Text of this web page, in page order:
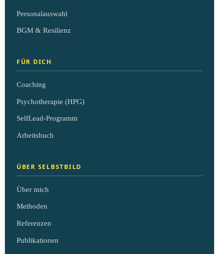
Personalauswahl
BGM & Resilienz
FÜR DICH
Coaching
Psychotherapie (HPG)
SelfLead-Programm
Arbeitsbuch
ÜBER SELBSTBILD
Über mich
Methoden
Referenzen
Publikationen